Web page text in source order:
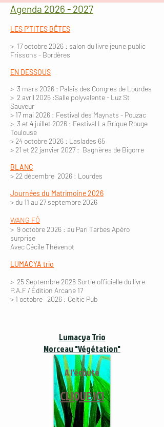
Répertoire
Nous vous invitons àcliquer sur les
images des spectaclespour accéder à
davantage d'informations. Ces
spectacles sont susceptibles d'être
ressortis sur demande.
Agenda 2026 - 2027
LES P'TITES BÊTES
> 17 octobre 2026 : salon du livre jeune public
Frissons - Bordères
EN DESSOUS
> 3 mars 2026 : Palais des Congres de Lourdes
> 2 avril 2026 :Salle polyvalente - Luz St
Sauveur
> 17 mai 2026 : Festival des Maynats - Pouzac
> 3 et 4 juillet 2026 : Festival La Brique Rouge
Toulouse
> 24 octobre 2026 : Laslades 65
> 21 et 22 janvier 2027 : Bagnères de Bigorre
BLANC
> 22 décembre 2026 : Lourdes
Journées du Matrimoine 2026
> du 11 au 27 septembre 2026
WANG FÔ
> 9 octobre 2026 : au Pari Tarbes Apéro
surprise
Avec Cécile Thévenot
LUMACYA trio
> 25 Septembre 2026 Sortie officielle du livre
P.A.F / Édition Arcane 17
> 1 octobre 2026 : Celtic Pub
Lumacya Trio
Morceau "Végétation"
A l'écoute
CLIQUE ICI